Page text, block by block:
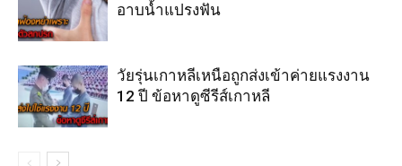
อาบน้ำแปรงฟัน
วัยรุ่นเกาหลีเหนือถูกส่งเข้าค่ายแรงงาน
12 ปี ข้อหาดูซีรีส์เกาหลี